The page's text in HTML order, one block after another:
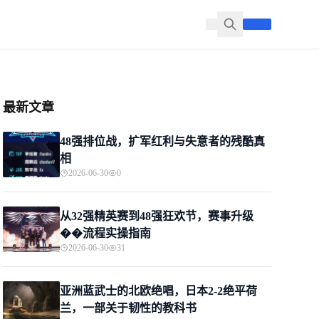
最新文章
48强排位战，扩军红利与失意者的残酷真
相
2026-06-30 0
从32强精英赛到48强狂欢节，赛事升级
��流程实操指南
2026-06-30 31
亚洲蓝武士的北欧绝唱，日本2-2绝平荷
兰，一部关于韧性的教科书